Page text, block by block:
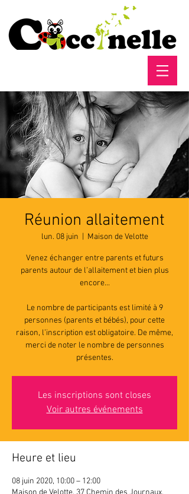
Réunion allaitement
lun. 08 juin Maison de Velotte
Venez échanger entre parents et futurs
parents autour de l’allaitement et bien plus
encore...
Le nombre de participants est limité à 9
personnes (parents et bébés), pour cette
raison, l’inscription est obligatoire. De même,
merci de noter le nombre de personnes
présentes.
Les inscriptions sont closes
Voir autres événements
Heure et lieu
08 juin 2020, 10:00 – 12:00